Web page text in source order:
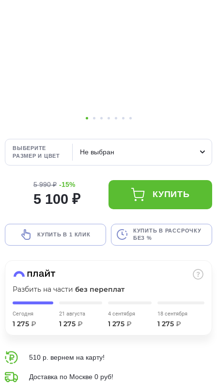
ВЫБЕРИТЕ
РАЗМЕР И ЦВЕТ
Не выбран
5 990 ₽ -15%
5 100 ₽ КУПИТЬ
КУПИТЬ В 1 КЛИК
КУПИТЬ В РАССРОЧКУ
БЕЗ %
Разбить на части без переплат
Сегодня
1 275 ₽
21 августа
1 275 ₽
4 сентября
1 275 ₽
18 сентября
1 275₽
510 р. вернем на карту!
Доставка по Москве 0 руб!
об оплате Плайтом
25
недели
Остались вопросы?
8 800 302-02-51